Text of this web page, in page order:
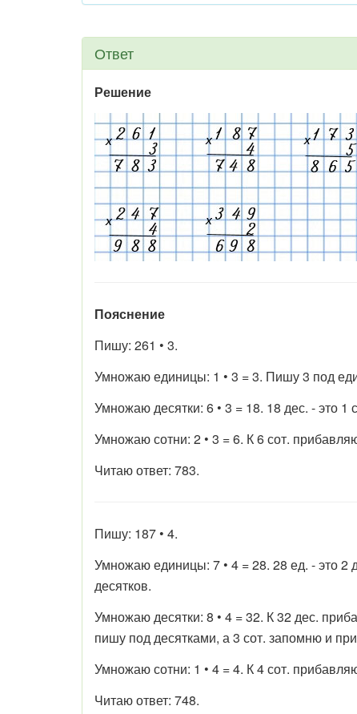
Ответ
Решение
Пояснение
Пишу: 261 • 3.
Умножаю единицы: 1 • 3 = 3. Пишу 3 под
Умножаю десятки: 6 • 3 = 18. 18 дес. - это
Умножаю сотни: 2 • 3 = 6. К 6 сот.
Читаю ответ: 783.
Пишу: 187 • 4.
Умножаю единицы: 7 • 4 = 28. 28 ед. - это
десятков.
Умножаю десятки: 8 • 4 = 32. К 32 дес.
пишу под десятками, а 3 сот. запомню и
Умножаю сотни: 1 • 4 = 4. К 4 сот.
Читаю ответ: 748.